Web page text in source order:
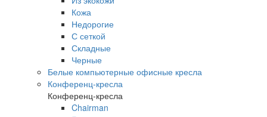
Кожа
Недорогие
С сеткой
Складные
Черные
Белые компьютерные офисные кресла
Конференц-кресла
Конференц-кресла
Chairman